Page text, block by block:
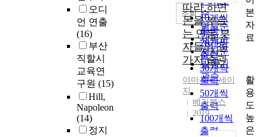
오디
언 연출
(16)
부산
직할시
교육연
구원 (15)
Hill,
Napoleon
(14)
정지
순
연도순
제목순
저자순
발행기
관순
10개씩
출력
20개씩
출력
30개씩
출력
50개씩
출력
100개씩
출력
조회
따라 하면
돈을 부르
는 연봉 부
자들의 36
가지 습관
야마시타 세이
지
베가북스
2019
본
자
료
활
용
도
높
은